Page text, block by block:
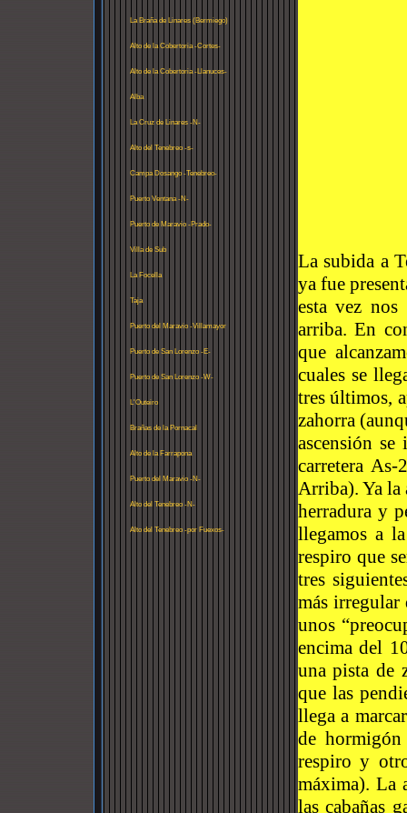
La Braña de Linares (Bermiego)
Alto de la Cobertoria -Cortes-
Alto de la Cobertoria -Llanuces-
Alba
La Cruz de Linares -N-
Alto del Tenebreo -s-
Campa Dosango -Tenebreo-
Puerto Ventana -N-
Puerto de Maravio -Prado-
Villa de Sub
La Focella
Taja
Puerto del Maravio -Villamayor
Puerto de San Lorenzo -E-
Puerto de San Lorenzo -W-
L'Outeiro
Brañas de la Pornacal
Alto de la Farrapona
Puerto del Maravio -N-
Alto del Tenebreo -N-
Alto del Tenebreo -por Fuexos-
La subida a
ya fue
esta vez
arriba. En
que
cuales se
tres últimos,
zahorra
ascensión
carretera
Arriba). Ya la
herradura y
llegamos a
respiro que
tres
más irregular
unos
encima del
una pista de
que las
llega a
de
respiro y
máxima). La
las cabañas